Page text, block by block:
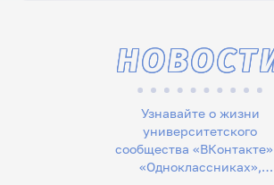
Узнавайте о жизни
университетского
сообщества
«Одноклассниках»,